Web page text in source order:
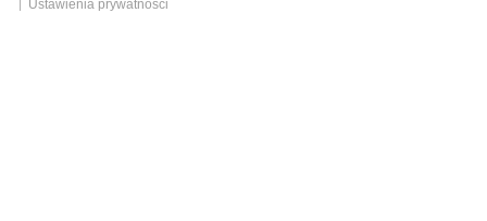
Ustawienia prywatności